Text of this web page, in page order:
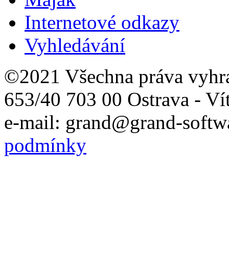
Internetové odkazy
Vyhledávání
©2021 Všechna práva
653/40 703 00 Ostrava -
e-mail: grand@grand-
podmínky